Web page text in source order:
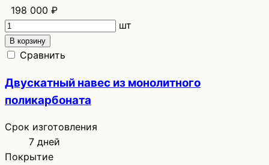
198 000 ₽
шт
В корзину
Сравнить
Двускатный навес из монолитного
поликарбоната
Срок изготовления
7 дней
Покрытие